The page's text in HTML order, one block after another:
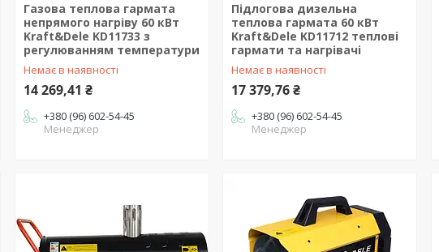
Газова теплова гармата
непрямого нагріву 60 кВт
Kraft&Dele KD11733 з
регулюванням температури
Немає в наявності
14 269,41 ₴
+380 (96) 602-54-45
Менеджер
Підлогова дизельна
теплова гармата 60 кВт
Kraft&Dele KD11712 теплові
гармати та нагрівачі
Немає в наявності
17 379,76 ₴
+380 (96) 602-54-45
Менеджер